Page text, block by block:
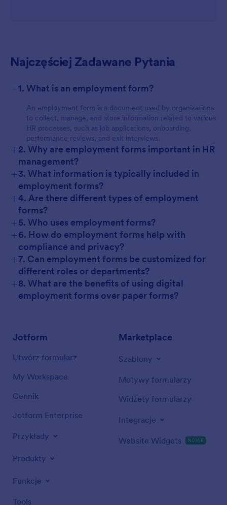
Najczęściej Zadawane Pytania
- 1. What is an employment form?
An employment form is a document used by organizations
to collect, manage, and store information related to various
HR processes, such as job applications, onboarding,
performance reviews, and exit interviews.
+2. Why are employment forms important in HR
management?
+3. What information is typically included in
employment forms?
+4. Are there different types of employment
forms?
+5. Who uses employment forms?
+6. How do employment forms help with
compliance and privacy?
+7. Can employment forms be customized for
different roles or departments?
+8. What are the benefits of using digital
employment forms over paper forms?
Jotform
Utwórz formularz
My Workspace
Cennik
Jotform Enterprise
Przykłady
Produkty
Funkcje
Tools
Marketplace
Szablony
Motywy formularzy
Widżety formularzy
Integracje
Website Widgets NOWE